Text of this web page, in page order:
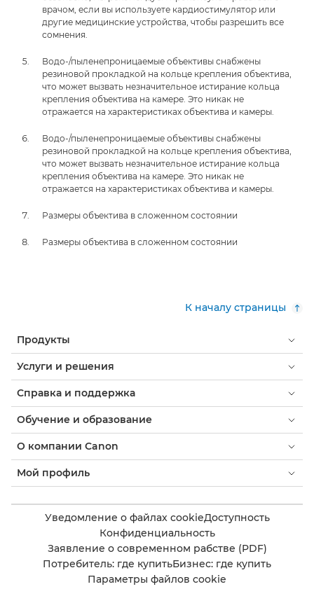
врачом, если вы используете кардиостимулятор или
другие медицинские устройства, чтобы разрешить все
сомнения.
Водо-/пыленепроницаемые объективы снабжены
резиновой прокладкой на кольце крепления объектива,
что может вызвать незначительное истирание кольца
крепления объектива на камере. Это никак не
отражается на характеристиках объектива и камеры.
Водо-/пыленепроницаемые объективы снабжены
резиновой прокладкой на кольце крепления объектива,
что может вызвать незначительное истирание кольца
крепления объектива на камере. Это никак не
отражается на характеристиках объектива и камеры.
Размеры объектива в сложенном состоянии
Размеры объектива в сложенном состоянии
К началу страницы
Продукты
Услуги и решения
Справка и поддержка
Обучение и образование
О компании Canon
Мой профиль
Уведомление о файлах cookieДоступность
Конфиденциальность
Заявление о современном рабстве (PDF)
Потребитель: где купитьБизнес: где купить
Параметры файлов cookie